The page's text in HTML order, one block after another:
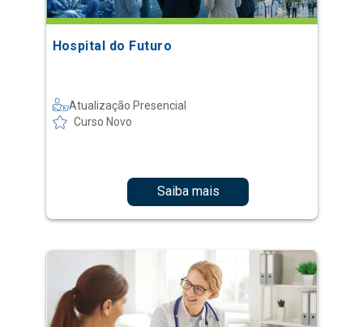
Hospital do Futuro
Atualização Presencial
Curso Novo
Saiba mais